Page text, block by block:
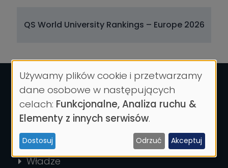
QS World University Rankings – Europe 2026
UNIWERSYTET
Władze
Wykorzystanie
danych
osobowych
i
ciasteczek
Używamy plików cookie i przetwarzamy
dane osobowe w następujących
celach: Funkcjonalne, Analiza ruchu &
Elementy z innych serwisów.
Dostosuj Odrzuć Akceptuj